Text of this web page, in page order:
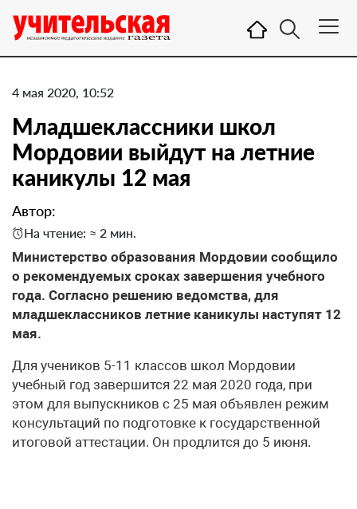
4 мая 2020, 10:52
Младшеклассники школ
Мордовии выйдут на летние
каникулы 12 мая
Автор:
На чтение: ≈ 2 мин.
Министерство образования Мордовии сообщило
о рекомендуемых сроках завершения учебного
года. Согласно решению ведомства, для
младшеклассников летние каникулы наступят 12
мая.
Для учеников 5-11 классов школ Мордовии
учебный год завершится 22 мая 2020 года, при
этом для выпускников с 25 мая объявлен режим
консультаций по подготовке к государственной
итоговой аттестации. Он продлится до 5 июня.